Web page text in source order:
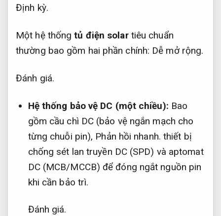
Định kỳ.
Một hệ thốngtủ điện solartiêu chuẩn
thường bao gồm hai phần chính: Dễ mở rộng.
Đánh giá.
Hệ thống bảo vệ DC (một chiều): Bao
gồm cầu chì DC (bảo vệ ngắn mạch cho
từng chuỗi pin), Phản hồi nhanh. thiết bị
chống sét lan truyền DC (SPD) và aptomat
DC (MCB/MCCB) để đóng ngắt nguồn pin
khi cần bảo trì.
Đánh giá.